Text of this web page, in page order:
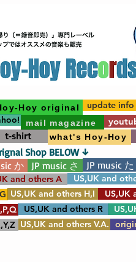
Hoy original
mail magazine
t-shirt what's Hoy-Hoy
update info
か JP music さ JP music た
and others A US,UK and
US,UK and others H,I US,UK
US,UK and others R
US,UK and others V.A.
Shop BELOW ↓